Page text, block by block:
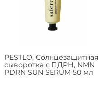
PESTLO, Солнцезащитная
сыворотка с ПДРН, NMN
PDRN SUN SERUM 50 мл